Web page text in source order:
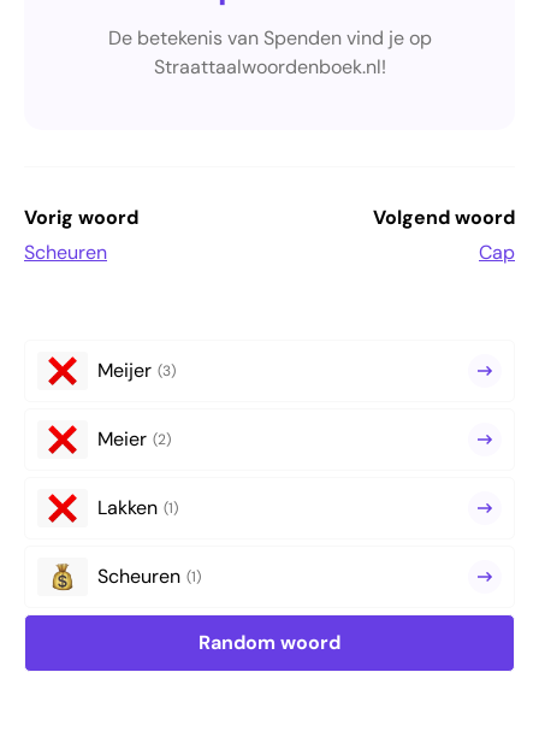
De betekenis van Spenden vind je op
Straattaalwoordenboek.nl!
Vorig woord
Scheuren
Volgend woord
Cap
Meijer (3)
Meier (2)
Lakken (1)
Scheuren (1)
Random woord